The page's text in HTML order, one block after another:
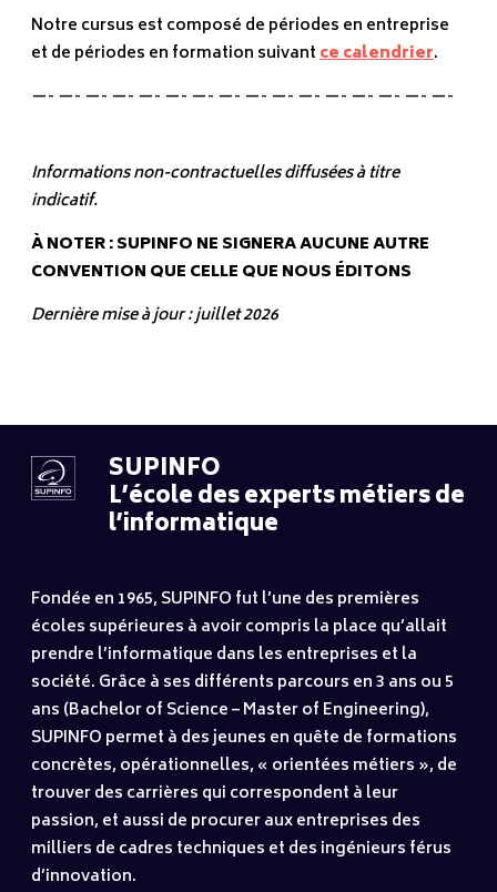
Notre cursus est composé de périodes en entreprise
et de périodes en formation suivantce calendrier.
—- —- —- —- —- —- —- —- —- —- —- —- —- —- —- —-
Informations non-contractuelles diffusées à titre
indicatif.
À NOTER : SUPINFO NE SIGNERA AUCUNE AUTRE
CONVENTION QUE CELLE QUE NOUS ÉDITONS
Dernière mise à jour : juillet 2026
SUPINFO
L’école des experts métiers de
l’informatique
Fondée en 1965, SUPINFO fut l’une des premières
écoles supérieures à avoir compris la place qu’allait
prendre l’informatique dans les entreprises et la
société. Grâce à ses différents parcours en 3 ans ou 5
ans (Bachelor of Science – Master of Engineering),
SUPINFO permet à des jeunes en quête de formations
concrètes, opérationnelles, « orientées métiers », de
trouver des carrières qui correspondent à leur
passion, et aussi de procurer aux entreprises des
milliers de cadres techniques et des ingénieurs férus
d’innovation.